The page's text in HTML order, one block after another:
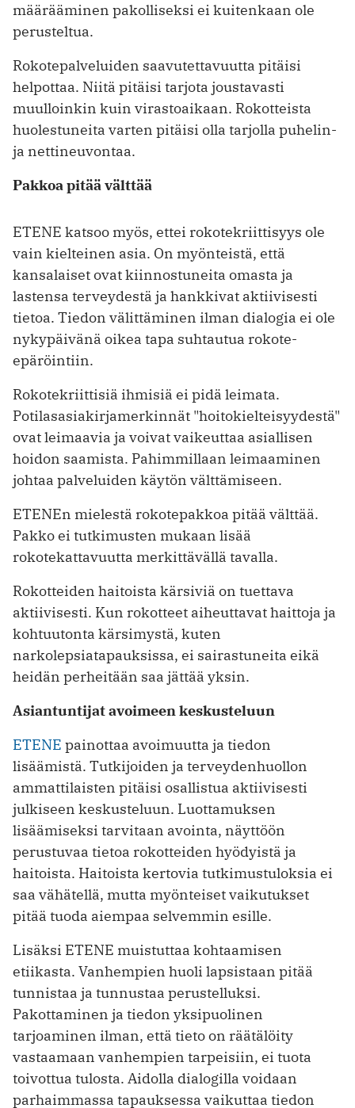
määrääminen pakolliseksi ei kuitenkaan ole
perusteltua.
Rokotepalveluiden saavutettavuutta pitäisi
helpottaa. Niitä pitäisi tarjota joustavasti
muulloinkin kuin virastoaikaan. Rokotteista
huolestuneita varten pitäisi olla tarjolla puhelin-
ja nettineuvontaa.
Pakkoa pitää välttää
ETENE katsoo myös, ettei rokotekriittisyys ole
vain kielteinen asia. On myönteistä, että
kansalaiset ovat kiinnostuneita omasta ja
lastensa terveydestä ja hankkivat aktiivisesti
tietoa. Tiedon välittäminen ilman dialogia ei ole
nykypäivänä oikea tapa suhtautua rokote-
epäröintiin.
Rokotekriittisiä ihmisiä ei pidä leimata.
Potilasasiakirjamerkinnät "hoitokielteisyydestä"
ovat leimaavia ja voivat vaikeuttaa asiallisen
hoidon saamista. Pahimmillaan leimaaminen
johtaa palveluiden käytön välttämiseen.
ETENEn mielestä rokotepakkoa pitää välttää.
Pakko ei tutkimusten mukaan lisää
rokotekattavuutta merkittävällä tavalla.
Rokotteiden haitoista kärsiviä on tuettava
aktiivisesti. Kun rokotteet aiheuttavat haittoja ja
kohtuutonta kärsimystä, kuten
narkolepsiatapauksissa, ei sairastuneita eikä
heidän perheitään saa jättää yksin.
Asiantuntijat avoimeen keskusteluun
ETENE painottaa avoimuutta ja tiedon
lisäämistä. Tutkijoiden ja terveydenhuollon
ammattilaisten pitäisi osallistua aktiivisesti
julkiseen keskusteluun. Luottamuksen
lisäämiseksi tarvitaan avointa, näyttöön
perustuvaa tietoa rokotteiden hyödyistä ja
haitoista. Haitoista kertovia tutkimustuloksia ei
saa vähätellä, mutta myönteiset vaikutukset
pitää tuoda aiempaa selvemmin esille.
Lisäksi ETENE muistuttaa kohtaamisen
etiikasta. Vanhempien huoli lapsistaan pitää
tunnistaa ja tunnustaa perustelluksi.
Pakottaminen ja tiedon yksipuolinen
tarjoaminen ilman, että tieto on räätälöity
vastaamaan vanhempien tarpeisiin, ei tuota
toivottua tulosta. Aidolla dialogilla voidaan
parhaimmassa tapauksessa vaikuttaa tiedon